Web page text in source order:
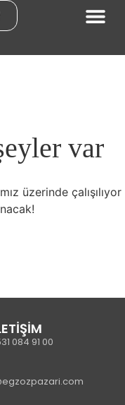
var
üzerinde çalışılıyor
084 91 00